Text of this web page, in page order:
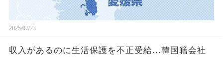
2025/07/23
収入があるのに生活保護を不正受給…韓国籍会社